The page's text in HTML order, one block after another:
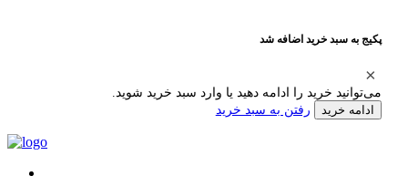
پکیج به سبد خرید اضافه شد
می‌توانید خرید را ادامه دهید یا وارد سبد خرید شوید.
ادامه خرید رفتن به سبد خرید